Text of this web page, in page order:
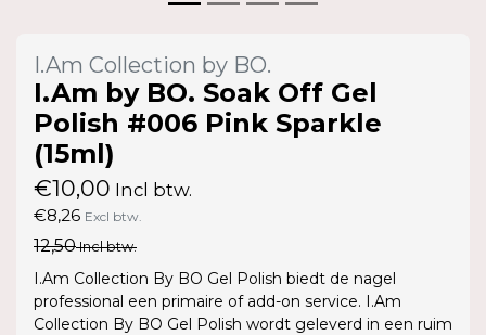
I.Am Collection by BO.
I.Am by BO. Soak Off Gel
Polish #006 Pink Sparkle
(15ml)
€10,00 Incl btw.
€8,26 Excl btw.
12,50Incl btw.
I.Am Collection By BO Gel Polish biedt de nagel
professional een primaire of add-on service. I.Am
Collection By BO Gel Polish wordt geleverd in een ruim